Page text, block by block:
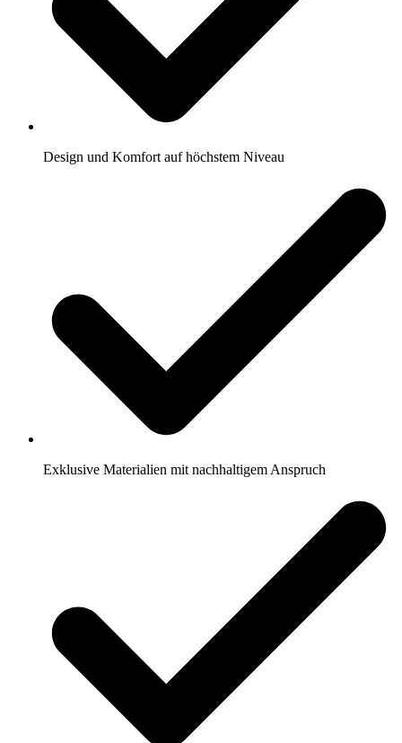
Design und Komfort auf höchstem Niveau
Exklusive Materialien mit nachhaltigem Anspruch